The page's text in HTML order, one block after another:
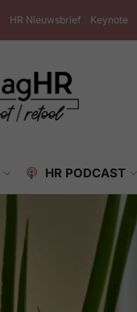
HR Nieuwsbrief Keynote
HR PODCAST